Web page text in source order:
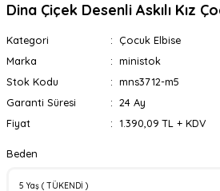
Dina Çiçek Desenli Askılı Kız
Kategori
Çocuk Elbise
Marka
ministok
Stok Kodu
mns3712-m5
Garanti Süresi
24 Ay
Fiyat
1.390,09 TL + KDV
Beden